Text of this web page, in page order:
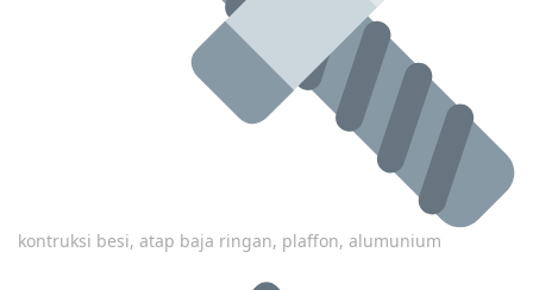
kontruksi besi, atap baja ringan, plaffon, alumunium